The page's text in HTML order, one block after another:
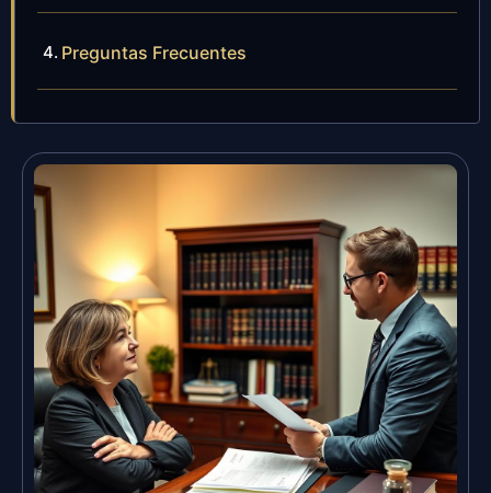
Preguntas Frecuentes